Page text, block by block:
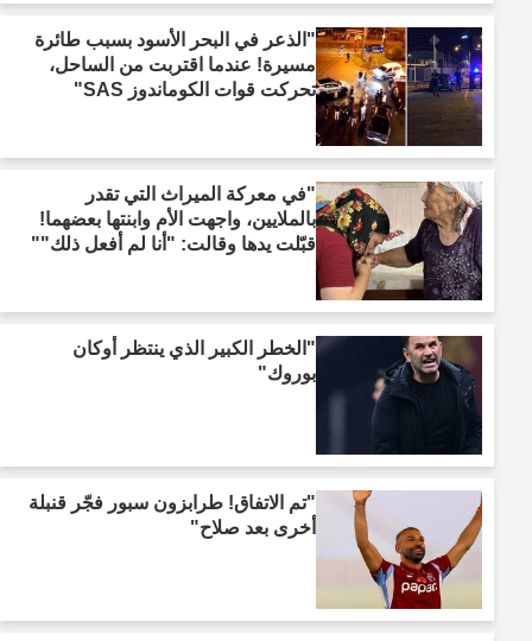
"الذعر في البحر الأسود بسبب طائرة
مسيرة! عندما اقتربت من الساحل،
تحركت قوات الكوماندوز SAS"
"في معركة الميراث التي تقدر
بالملايين، واجهت الأم وابنتها بعضهما!
قبّلت يدها وقالت: "أنا لم أفعل ذلك""
"الخطر الكبير الذي ينتظر أوكان
بوروك"
"تم الاتفاق! طرابزون سبور فجّر قنبلة
أخرى بعد صلاح"